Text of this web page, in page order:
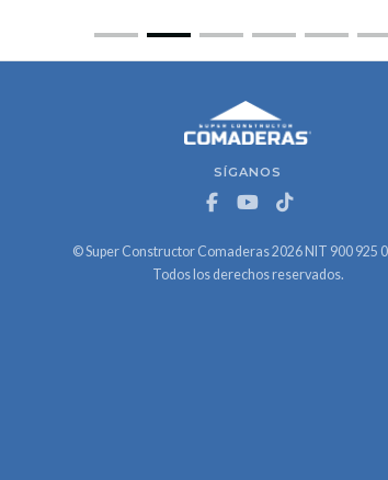
SÍGANOS
© Super Constructor Comaderas 2026 NIT 900 925
Todos los derechos reservados.